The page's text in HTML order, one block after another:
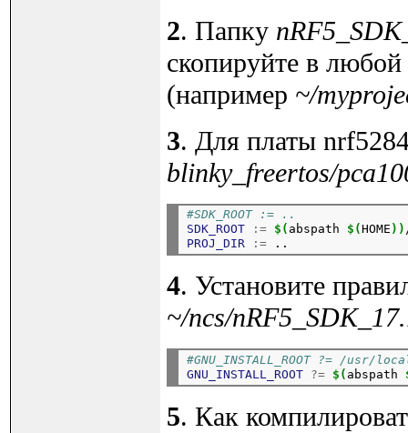
2. Папку
скопируйте в любой
(например ~/
3. Для платы
blinky_freertos/
#SDK_ROOT := ..
SDK_ROOT
:= $( abspath $(HOME ))
PROJ_DIR
:=
4. Установите
~/ncs/
#GNU_INSTALL_ROOT ?= /usr/
GNU_INSTALL_ROOT ?= $( abspath
5. Как